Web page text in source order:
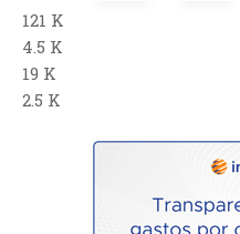
121 K
4.5 K
19 K
2.5 K